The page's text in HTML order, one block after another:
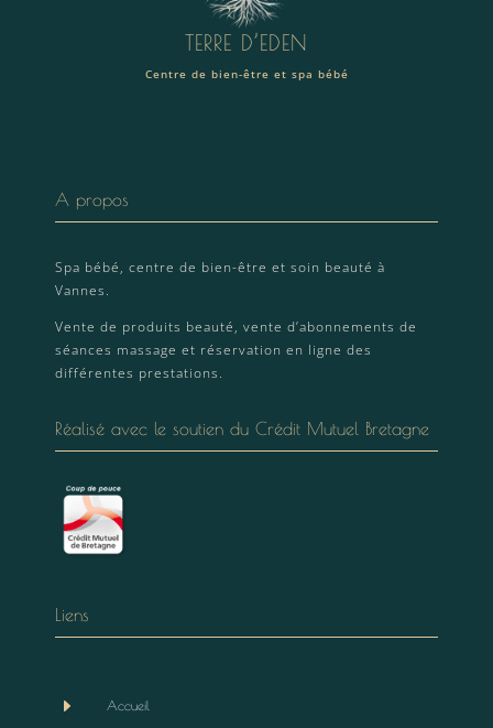
TERRE D’EDEN
Centre de bien-être et spa bébé
A propos
Spa bébé, centre de bien-être et soin beauté à
Vannes.
Vente de produits beauté, vente d’abonnements de
séances massage et réservation en ligne des
différentes prestations.
Réalisé avec le soutien du Crédit Mutuel Bretagne
Liens
E Accueil